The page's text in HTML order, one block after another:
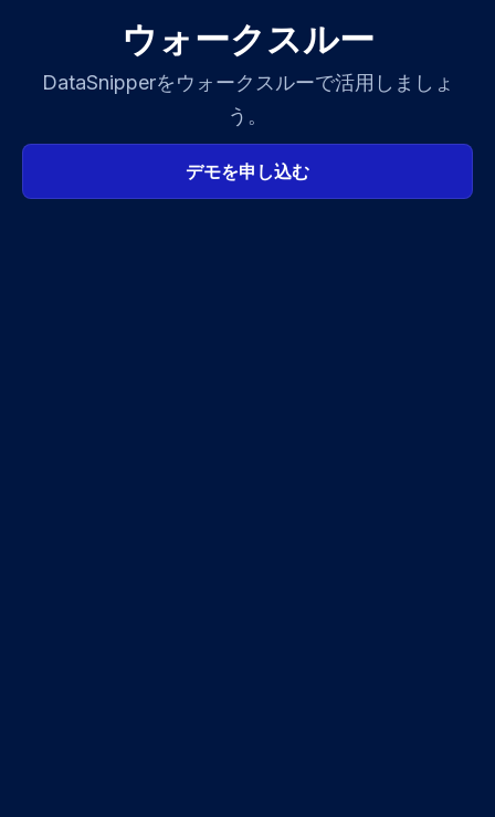
ウォークスルー
DataSnipperをウォークスルーで活用しましょ
う。
デモを申し込む